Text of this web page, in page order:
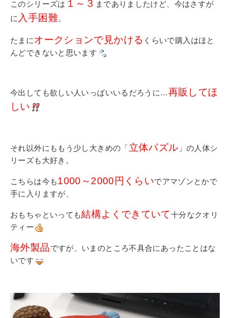
このシリーズは １～３ までありましたけど、今はさすが
に 入手困難。
たまにオークションで見かける くらいで購入はほと
んどできないと思います
今出しても欲しい人いっぱいいるだろうに…再販してほ
しい
それ以外にももう少し大きめの「立体パズル 」の人体シ
リーズも大好き。
こちらは今も1000～2000円くらいでアマゾンとかで
手に入りますが、
おもちゃといっても結構よくできていて十分なクオリ
ティー
海外製品ですが、いまのところ不具合にあったことはな
いです